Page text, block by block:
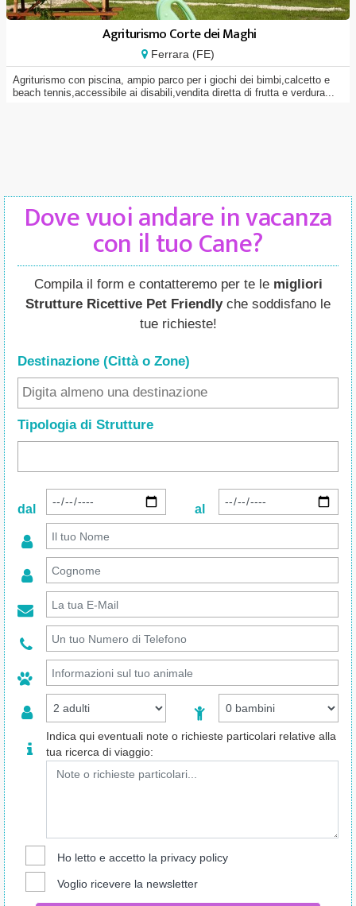
Agriturismo Corte dei Maghi
Ferrara (FE)
Agriturismo con piscina, ampio parco per i giochi dei bimbi,calcetto e
beach tennis,accessibile ai disabili,vendita diretta di frutta e verdura...
Dove vuoi andare in vacanza
con il tuo Cane?
Compila il form e contatteremo per te le migliori
Strutture Ricettive Pet Friendlyche soddisfano le
tue richieste!
Destinazione (Città o Zone)
Tipologia di Strutture
dal al
Indica qui eventuali note o richieste particolari relative alla
tua ricerca di viaggio:
Ho letto e accetto la privacy policy
Voglio ricevere la newsletter